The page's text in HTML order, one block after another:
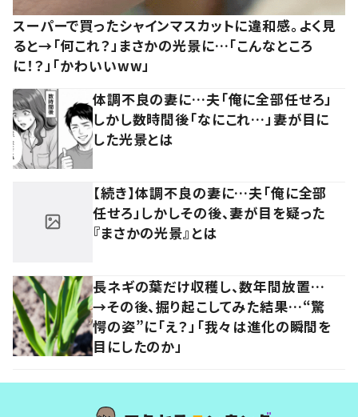
スーパーで買ったシャインマスカットに違和感。よく見
ると→「何これ？」まさかの光景に…「こんなところ
に！？」「かわいいww」
体調不良の妻に…夫「俺に全部任せろ」
しかし数時間後「なにこれ…」妻が目に
した光景とは
【続き】体調不良の妻に…夫「俺に全部
任せろ」しかしその後、妻が目を疑った
『まさかの光景』とは
長ネギの葉だけ収穫し、数年間放置…
→その後、掘り起こしてみた結果…“驚
愕の姿”に「え？」「我々は進化の瞬間を
目にしたのか」